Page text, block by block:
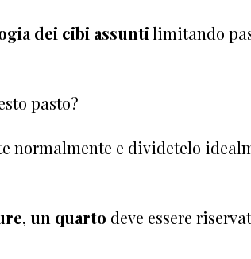
dei cibi assuntilimitando
pasto?
normalmente e dividetelo
,un quarto deve essere